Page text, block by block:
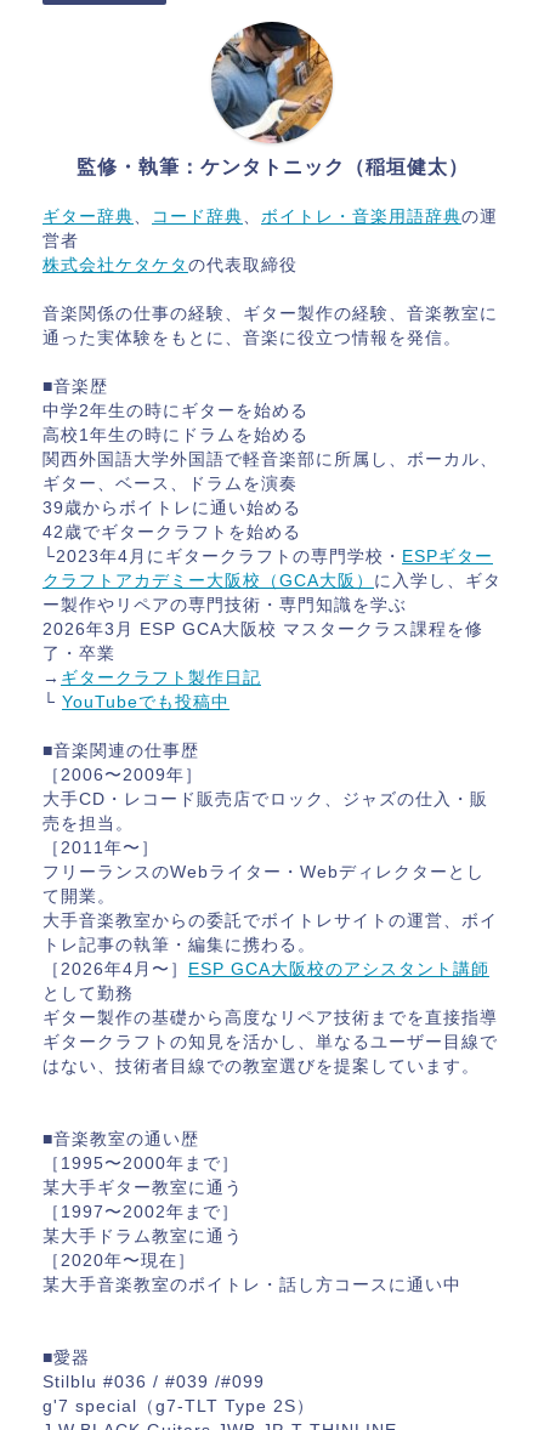
監修・執筆：ケンタトニック（稲垣健太）
ギター辞典 コード辞典 ボイトレ・音楽用語辞典の運
営者
株式会社ケタケタ の代表取締役
音楽関係の仕事の経験、ギター製作の経験、音楽教室に
通った実体験をもとに、音楽に役立つ情報を発信。
■音楽歴
中学2年生の時にギターを始める
高校1年生の時にドラムを始める
関西外国語大学外国語で軽音楽部に所属し、ボーカル、
ギター、ベース、ドラムを演奏
39歳からボイトレに通い始める
42歳でギタークラフトを始める
└2023年4月にギタークラフトの専門学校・ ESPギター
クラフトアカデミー大阪校（GCA大阪） に入学し、ギタ
ー製作やリペアの専門技術・専門知識を学ぶ
2026年3月 ESP GCA大阪校 マスタークラス課程を修
了・卒業
→ ギタークラフト製作日記
└ YouTubeでも投稿中
■音楽関連の仕事歴
［2006〜2009年］
大手CD・レコード販売店でロック、ジャズの仕入・販
売を担当。
［2011年〜］
フリーランスのWebライター・Webディレクターとし
て開業。
大手音楽教室からの委託でボイトレサイトの運営、ボイ
トレ記事の執筆・編集に携わる。
［2026年4月〜］
ESP GCA大阪校のアシスタント講師
として勤務
ギター製作の基礎から高度なリペア技術までを直接指導
ギタークラフトの知見を活かし、単なるユーザー目線で
はない、技術者目線での教室選びを提案しています。
■音楽教室の通い歴
［1995〜2000年まで］
某大手ギター教室に通う
［1997〜2002年まで］
某大手ドラム教室に通う
［2020年〜現在］
某大手音楽教室のボイトレ・話し方コースに通い中
■愛器
Stilblu #036 / #039 /#099
g'7 special（g7-TLT Type 2S）